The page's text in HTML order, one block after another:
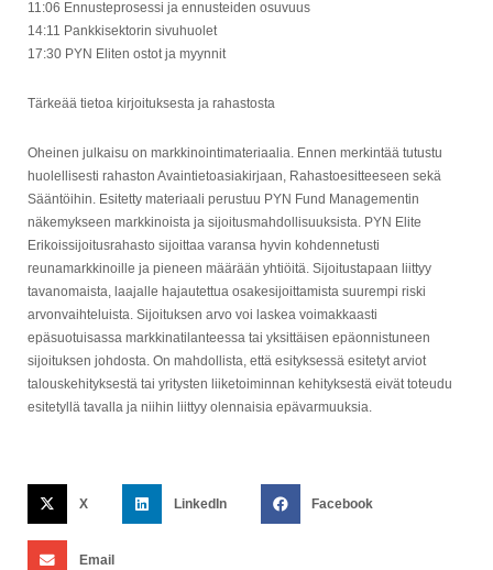
11:06 Ennusteprosessi ja ennusteiden osuvuus
14:11 Pankkisektorin sivuhuolet
17:30 PYN Eliten ostot ja myynnit
Tärkeää tietoa kirjoituksesta ja rahastosta
Oheinen julkaisu on markkinointimateriaalia. Ennen merkintää tutustu
huolellisesti rahaston Avaintietoasiakirjaan, Rahastoesitteeseen sekä
Sääntöihin. Esitetty materiaali perustuu PYN Fund Managementin
näkemykseen markkinoista ja sijoitusmahdollisuuksista. PYN Elite
Erikoissijoitusrahasto sijoittaa varansa hyvin kohdennetusti
reunamarkkinoille ja pieneen määrään yhtiöitä. Sijoitustapaan liittyy
tavanomaista, laajalle hajautettua osakesijoittamista suurempi riski
arvonvaihteluista. Sijoituksen arvo voi laskea voimakkaasti
epäsuotuisassa markkinatilanteessa tai yksittäisen epäonnistuneen
sijoituksen johdosta. On mahdollista, että esityksessä esitetyt arviot
talouskehityksestä tai yritysten liiketoiminnan kehityksestä eivät toteudu
esitetyllä tavalla ja niihin liittyy olennaisia epävarmuuksia.
X LinkedIn Facebook
Email